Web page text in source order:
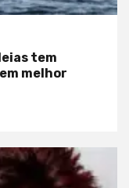
tem
melhor